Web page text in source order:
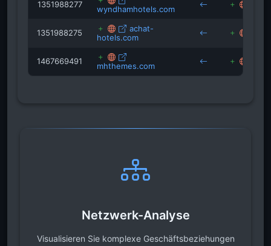
1351988277 wyndhamhotels.com
1351988275
achat-
hotels.com
1467669491 mhthemes.com
Netzwerk-Analyse
Visualisieren Sie komplexe Geschäftsbeziehungen